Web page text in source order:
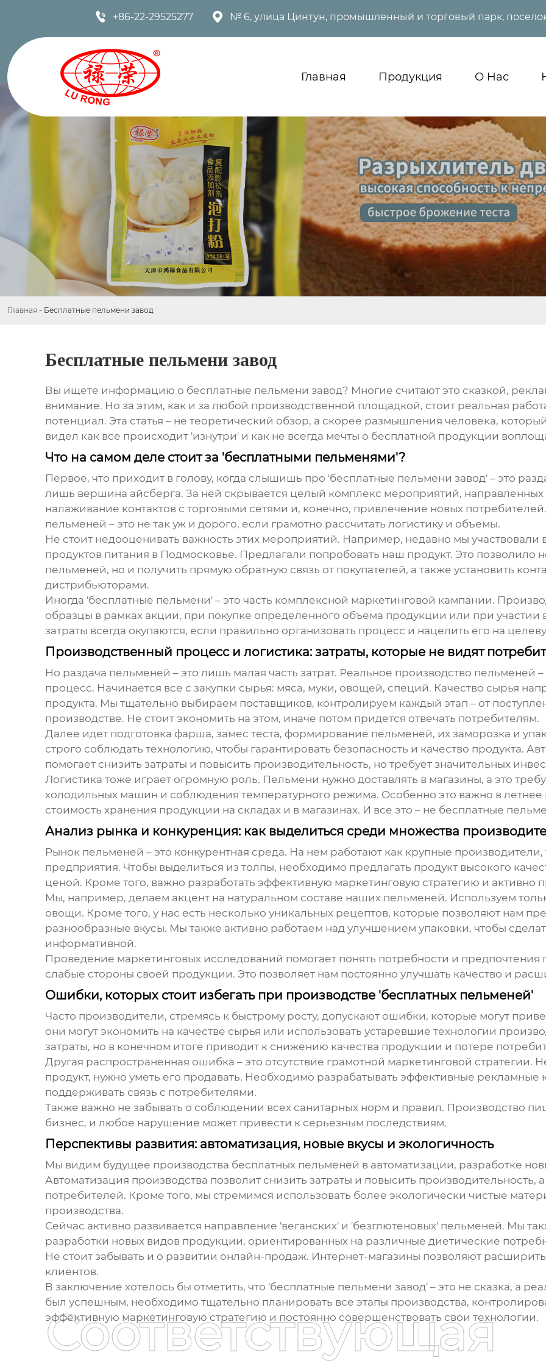
 +86-22-29525277  № 6, улица Цинтун, промышленный и торговый парк,
Главная Продукция О Нас
Главная - Бесплатные пельмени завод
Бесплатные пельмени завод
Вы ищете информацию о бесплатные пельмени завод? Многие считают это сказкой,
внимание. Но за этим, как и за любой производственной площадкой, стоит реальная
потенциал. Эта статья – не теоретический обзор, а скорее размышления человека,
видел как все происходит 'изнутри' и как не всегда мечты о бесплатной продукции
Что на самом деле стоит за 'бесплатными пельменями'?
Первое, что приходит в голову, когда слышишь про 'бесплатные пельмени завод' – это
лишь вершина айсберга. За ней скрывается целый комплекс мероприятий,
налаживание контактов с торговыми сетями и, конечно, привлечение новых
пельменей – это не так уж и дорого, если грамотно рассчитать логистику и объемы.
Не стоит недооценивать важность этих мероприятий. Например, недавно мы участвовали
продуктов питания в Подмосковье. Предлагали попробовать наш продукт. Это позволило
пельменей, но и получить прямую обратную связь от покупателей, а также установить
дистрибьюторами.
Иногда 'бесплатные пельмени' – это часть комплексной маркетинговой кампании.
образцы в рамках акции, при покупке определенного объема продукции или при участии
затраты всегда окупаются, если правильно организовать процесс и нацелить его на
Производственный процесс и логистика: затраты, которые не видят
Но раздача пельменей – это лишь малая часть затрат. Реальное производство пельменей
процесс. Начинается все с закупки сырья: мяса, муки, овощей, специй. Качество сырья
продукта. Мы тщательно выбираем поставщиков, контролируем каждый этап – от
производстве. Не стоит экономить на этом, иначе потом придется отвечать потребителям.
Далее идет подготовка фарша, замес теста, формирование пельменей, их заморозка и
строго соблюдать технологию, чтобы гарантировать безопасность и качество продукта.
помогает снизить затраты и повысить производительность, но требует значительных
Логистика тоже играет огромную роль. Пельмени нужно доставлять в магазины, а это
холодильных машин и соблюдения температурного режима. Особенно это важно в летнее
стоимость хранения продукции на складах и в магазинах. И все это – не бесплатные
Анализ рынка и конкуренция: как выделиться среди множества
Рынок пельменей – это конкурентная среда. На нем работают как крупные
предприятия. Чтобы выделиться из толпы, необходимо предлагать продукт высокого
ценой. Кроме того, важно разработать эффективную маркетинговую стратегию и активно
Мы, например, делаем акцент на натуральном составе наших пельменей. Используем
овощи. Кроме того, у нас есть несколько уникальных рецептов, которые позволяют нам
разнообразные вкусы. Мы также активно работаем над улучшением упаковки, чтобы
информативной.
Проведение маркетинговых исследований помогает понять потребности и
слабые стороны своей продукции. Это позволяет нам постоянно улучшать качество и
Ошибки, которых стоит избегать при производстве 'бесплатных пельменей'
Часто производители, стремясь к быстрому росту, допускают ошибки, которые могут
они могут экономить на качестве сырья или использовать устаревшие технологии
затраты, но в конечном итоге приводит к снижению качества продукции и потере
Другая распространенная ошибка – это отсутствие грамотной маркетинговой стратегии.
продукт, нужно уметь его продавать. Необходимо разрабатывать эффективные
поддерживать связь с потребителями.
Также важно не забывать о соблюдении всех санитарных норм и правил. Производство
бизнес, и любое нарушение может привести к серьезным последствиям.
Перспективы развития: автоматизация, новые вкусы и экологичность
Мы видим будущее производства бесплатных пельменей в автоматизации, разработке
Автоматизация производства позволит снизить затраты и повысить производительность,
потребителей. Кроме того, мы стремимся использовать более экологически чистые
производства.
Сейчас активно развивается направление 'веганских' и 'безглютеновых' пельменей. Мы
разработки новых видов продукции, ориентированных на различные диетические
Не стоит забывать и о развитии онлайн-продаж. Интернет-магазины позволяют
клиентов.
В заключение хотелось бы отметить, что 'бесплатные пельмени завод' – это не сказка, а
был успешным, необходимо тщательно планировать все этапы производства,
эффективную маркетинговую стратегию и постоянно совершенствовать свои технологии.
Соответствующая